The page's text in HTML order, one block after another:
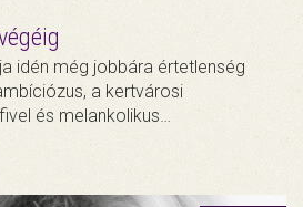
idén még jobbára értetlenség
a kertvárosi
és melankolikus…